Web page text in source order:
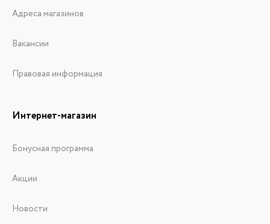
Адреса магазинов
Вакансии
Правовая информация
Интернет-магазин
Бонусная программа
Акции
Новости